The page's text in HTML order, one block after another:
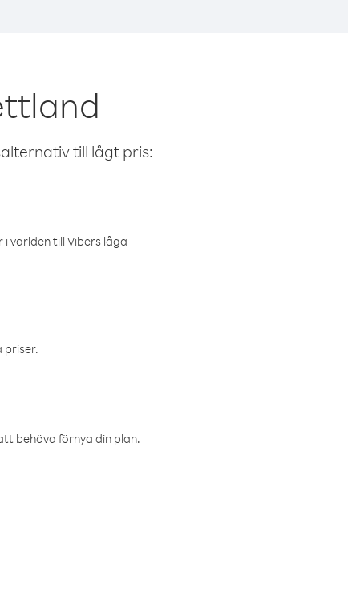
till lågt pris:
världen till Vibers låga
priser.
behöva förnya din plan.